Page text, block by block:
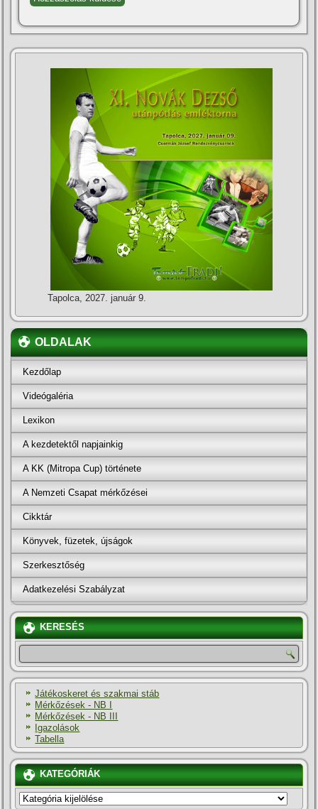
Tapolca, 2027. január 9.
OLDALAK
Kezdőlap
Videógaléria
Lexikon
A kezdetektől napjainkig
A KK (Mitropa Cup) története
A Nemzeti Csapat mérkőzései
Cikktár
Könyvek, füzetek, újságok
Szerkesztőség
Adatkezelési Szabályzat
KERESÉS
Játékoskeret és szakmai stáb
Mérkőzések - NB I
Mérkőzések - NB III
Igazolások
Tabella
KATEGÓRIÁK
KATEGÓRIÁK